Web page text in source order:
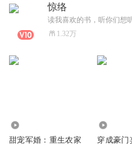
惊络
读我喜欢的书，听你们想
1.32万
甜宠军婚：重生农家
穿成豪门